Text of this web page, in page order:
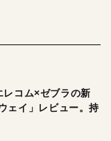
コム×ゼブラの新
ェイ」レビュー。持